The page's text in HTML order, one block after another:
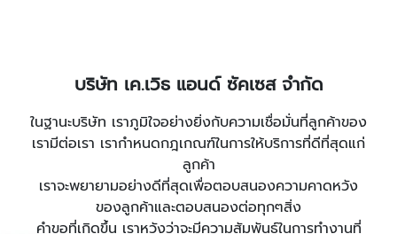
บริษัท เค.เวิธ แอนด์ ซัคเซส จำกัด
ในฐานะบริษัท เราภูมิใจอย่างยิ่งกับความเชื่อมั่นที่ลูกค้าของ
เรามีต่อเรา เรากำหนดกฎเกณฑ์ในการให้บริการที่ดีที่สุดแก่
ลูกค้า
เราจะพยายามอย่างดีที่สุดเพื่อตอบสนองความคาดหวัง
ของลูกค้าและตอบสนองต่อทุกๆสิ่ง
คำขอที่เกิดขึ้น เราหวังว่าจะมีความสัมพันธ์ในการทำงานที่